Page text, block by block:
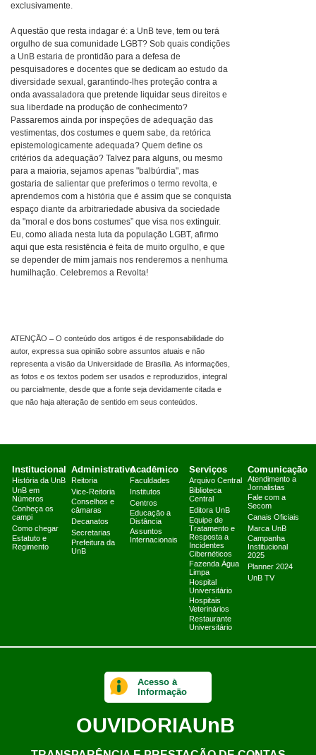
exclusivamente.
A questão que resta indagar é: a UnB teve, tem ou terá
orgulho de sua comunidade LGBT? Sob quais condições
a UnB estaria de prontidão para a defesa de
pesquisadores e docentes que se dedicam ao estudo da
diversidade sexual, garantindo-lhes proteção contra a
onda avassaladora que pretende liquidar seus direitos e
sua liberdade na produção de conhecimento?
Passaremos ainda por inspeções de adequação das
vestimentas, dos costumes e quem sabe, da retórica
epistemologicamente adequada? Quem define os
critérios da adequação? Talvez para alguns, ou mesmo
para a maioria, sejamos apenas "balbúrdia", mas
gostaria de salientar que preferimos o termo revolta, e
aprendemos com a história que é assim que se conquista
espaço diante da arbitrariedade abusiva da sociedade
da "moral e dos bons costumes” que visa nos extinguir.
Eu, como aliada nesta luta da população LGBT, afirmo
aqui que esta resistência é feita de muito orgulho, e que
se depender de mim jamais nos renderemos a nenhuma
humilhação. Celebremos a Revolta!
ATENÇÃO – O conteúdo dos artigos é de responsabilidade do
autor, expressa sua opinião sobre assuntos atuais e não
representa a visão da Universidade de Brasília. As informações,
as fotos e os textos podem ser usados e reproduzidos, integral
ou parcialmente, desde que a fonte seja devidamente citada e
que não haja alteração de sentido em seus conteúdos.
Institucional
História da UnB
UnB em
Números
Conheça os
campi
Como chegar
Estatuto e
Regimento
Administrativo
Reitoria
Vice-Reitoria
Conselhos e
câmaras
Decanatos
Secretarias
Prefeitura da
UnB
Acadêmico
Faculdades
Institutos
Centros
Educação a
Distância
Assuntos
Internacionais
Serviços
Arquivo Central
Biblioteca
Central
Editora UnB
Equipe de
Tratamento e
Resposta a
Incidentes
Cibernéticos
Fazenda Água
Limpa
Hospital
Universitário
Hospitais
Veterinários
Restaurante
Universitário
Comunicação
Atendimento a
Jornalistas
Fale com a
Secom
Canais Oficiais
Marca UnB
Campanha
Institucional
2025
Planner 2024
UnB TV
Acesso à
Informação
OUVIDORIAUnB